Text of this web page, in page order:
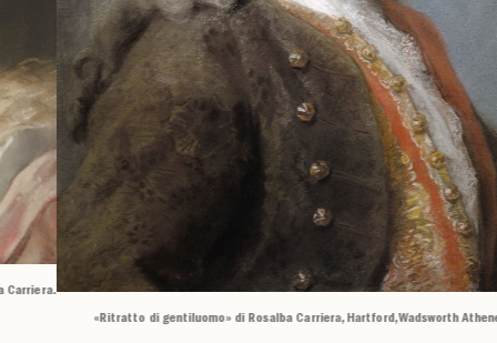
«Ritratto di gentiluomo» di Rosalba Carriera, Hartford, Wadsworth Atheneum